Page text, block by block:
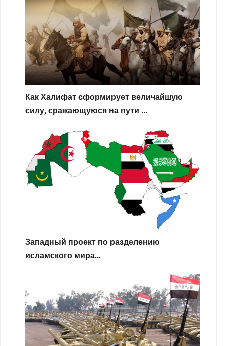
Как Халифат сформирует величайшую
силу, сражающуюся на пути ...
Западный проект по разделению
исламского мира...